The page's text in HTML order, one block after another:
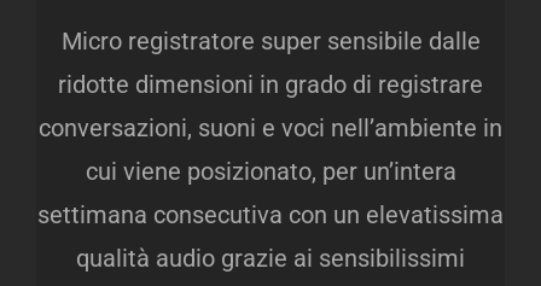
Micro registratore super sensibile dalle
ridotte dimensioni in grado di registrare
conversazioni, suoni e voci nell’ambiente in
cui viene posizionato, per un’intera
settimana consecutiva con un elevatissima
qualità audio grazie ai sensibilissimi